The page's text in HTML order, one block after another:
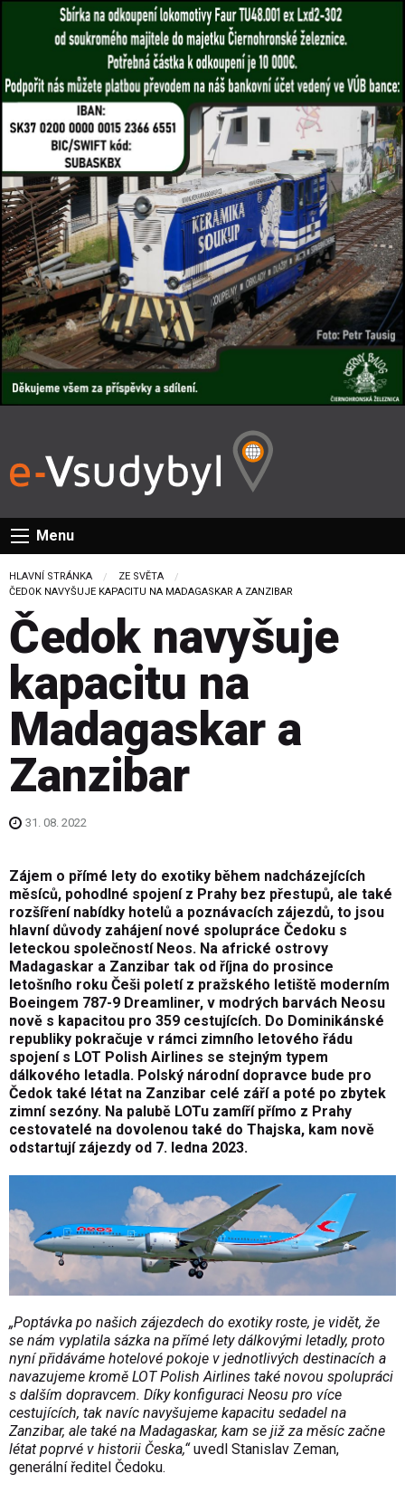
Menu
HLAVNÍ STRÁNKA
ZE SVĚTA
CURRENT:
ČEDOK NAVYŠUJE KAPACITU NA MADAGASKAR A ZANZIBAR
Čedok navyšuje
kapacitu na
Madagaskar a
Zanzibar
31. 08. 2022
Zájem o přímé lety do exotiky během nadcházejících
měsíců, pohodlné spojení z Prahy bez přestupů, ale také
rozšíření nabídky hotelů a poznávacích zájezdů, to jsou
hlavní důvody zahájení nové spolupráce Čedoku s
leteckou společností Neos. Na africké ostrovy
Madagaskar a Zanzibar tak od října do prosince
letošního roku Češi poletí z pražského letiště moderním
Boeingem 787-9 Dreamliner, v modrých barvách Neosu
nově s kapacitou pro 359 cestujících. Do Dominikánské
republiky pokračuje v rámci zimního letového řádu
spojení s LOT Polish Airlines se stejným typem
dálkového letadla. Polský národní dopravce bude pro
Čedok také létat na Zanzibar celé září a poté po zbytek
zimní sezóny. Na palubě LOTu zamíří přímo z Prahy
cestovatelé na dovolenou také do Thajska, kam nově
odstartují zájezdy od 7. ledna 2023.
„Poptávka po našich zájezdech do exotiky roste, je vidět, že
se nám vyplatila sázka na přímé lety dálkovými letadly, proto
nyní přidáváme hotelové pokoje v jednotlivých destinacích a
navazujeme kromě LOT Polish Airlines také novou spolupráci
s dalším dopravcem. Díky konfiguraci Neosu pro více
cestujících, tak navíc navyšujeme kapacitu sedadel na
Zanzibar, ale také na Madagaskar, kam se již za měsíc začne
létat poprvé v historii Česka,“uvedl Stanislav Zeman,
generální ředitel Čedoku.